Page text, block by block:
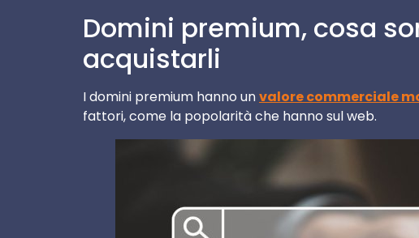
Domini premium, cosa
acquistarli
I domini premium hanno unvalore commerciale
fattori, come la popolarità che hanno sul web.